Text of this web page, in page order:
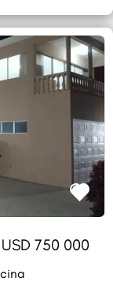
USD 750 000